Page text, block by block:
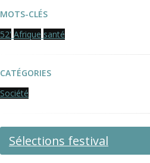
MOTS-CLÉS
52' Afrique santé
CATÉGORIES
Société
Sélections festival